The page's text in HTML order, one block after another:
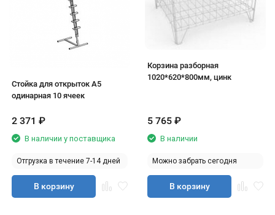
Стойка для открыток А5
одинарная 10 ячеек
2 371 ₽
В наличии у поставщика
Отгрузка в течение 7-14 дней
В корзину
Корзина разборная
1020*620*800мм, цинк
5 765 ₽
В наличии
Можно забрать сегодня
В корзину